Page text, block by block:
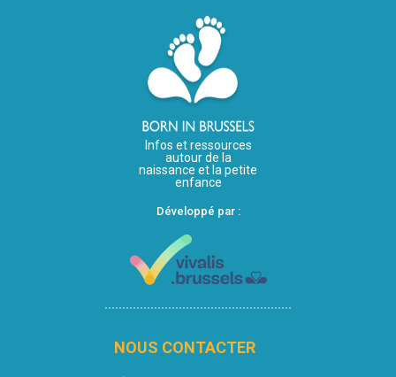
Infos et ressources
autour de la
naissance et la petite
enfance
Développé par :
NOUS CONTACTER